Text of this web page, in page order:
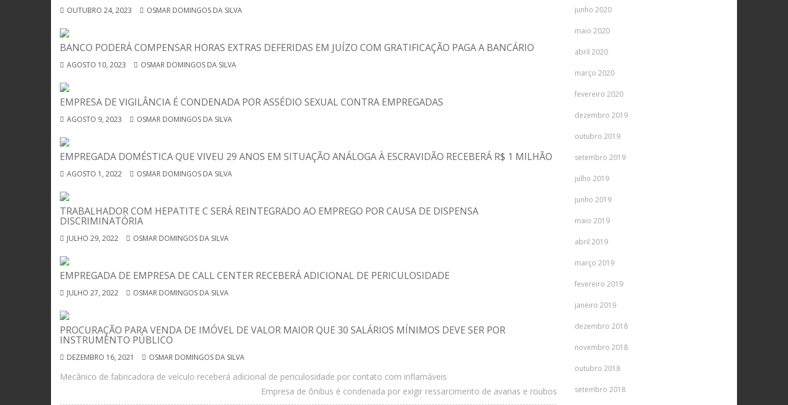
OUTUBRO 24, 2023 OSMAR DOMINGOS DA SILVA
BANCO PODERÁ COMPENSAR HORAS EXTRAS DEFERIDAS EM JUÍZO COM GRATIFICAÇÃO PAGA A BANCÁRIO
AGOSTO 10, 2023 OSMAR DOMINGOS DA SILVA
EMPRESA DE VIGILÂNCIA É CONDENADA POR ASSÉDIO SEXUAL CONTRA EMPREGADAS
AGOSTO 9, 2023 OSMAR DOMINGOS DA SILVA
EMPREGADA DOMÉSTICA QUE VIVEU 29 ANOS EM SITUAÇÃO ANÁLOGA À ESCRAVIDÃO RECEBERÁ R$ 1 MILHÃO
AGOSTO 1, 2022 OSMAR DOMINGOS DA SILVA
TRABALHADOR COM HEPATITE C SERÁ REINTEGRADO AO EMPREGO POR CAUSA DE DISPENSA
DISCRIMINATÓRIA
JULHO 29, 2022 OSMAR DOMINGOS DA SILVA
EMPREGADA DE EMPRESA DE CALL CENTER RECEBERÁ ADICIONAL DE PERICULOSIDADE
JULHO 27, 2022 OSMAR DOMINGOS DA SILVA
PROCURAÇÃO PARA VENDA DE IMÓVEL DE VALOR MAIOR QUE 30 SALÁRIOS MÍNIMOS DEVE SER POR
INSTRUMENTO PÚBLICO
DEZEMBRO 16, 2021 OSMAR DOMINGOS DA SILVA
Mecânico de fabricadora de veículo receberá adicional de periculosidade por contato com inflamáveis
Empresa de ônibus é condenada por exigir ressarcimento de avarias e roubos
junho 2020
maio 2020
abril 2020
março 2020
fevereiro 2020
dezembro 2019
outubro 2019
setembro 2019
julho 2019
junho 2019
maio 2019
abril 2019
março 2019
fevereiro 2019
janeiro 2019
dezembro 2018
novembro 2018
outubro 2018
setembro 2018